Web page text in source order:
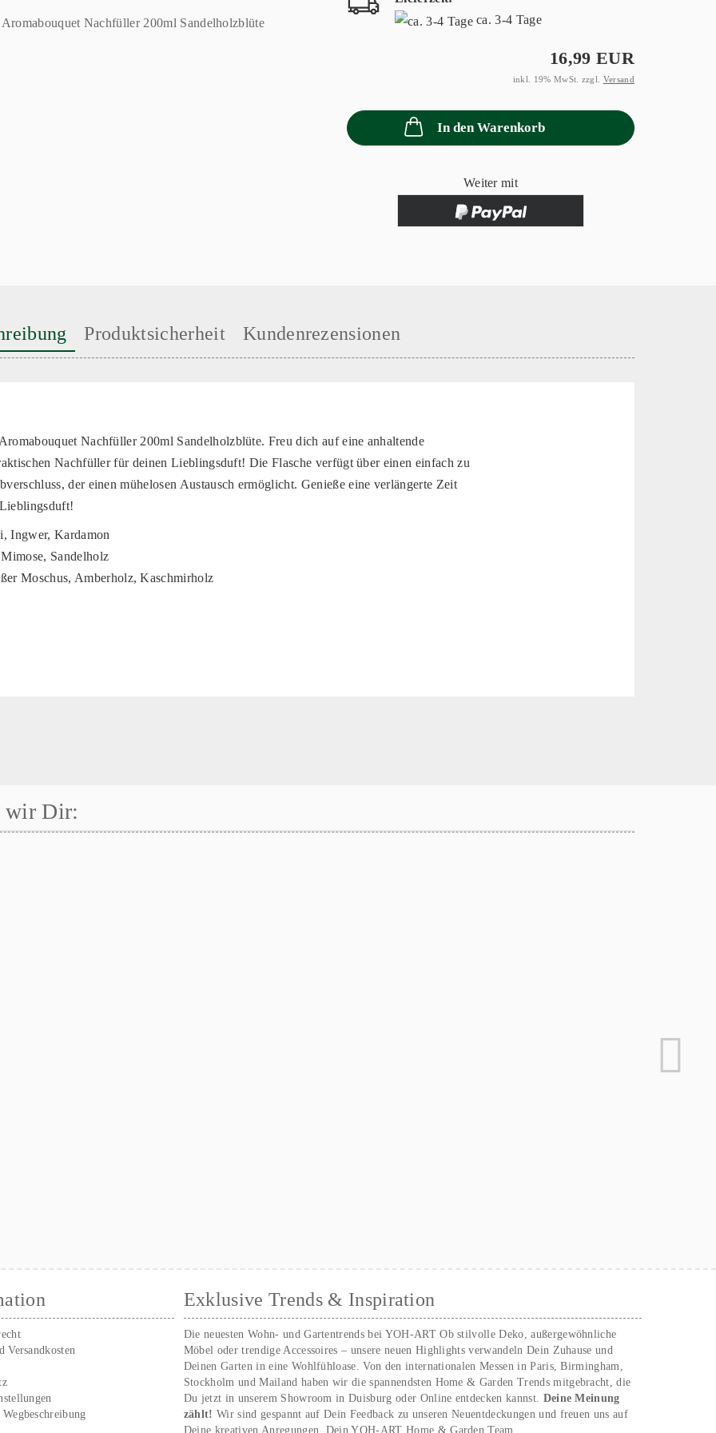
ca. 3-4 Tage
16,99 EUR
inkl. 19% MwSt. zzgl. Versand
In den Warenkorb
Weiter mit
Produktsicherheit Kundenrezensionen
Nachfüller 200ml Sandelholzblüte. Freu dich auf eine anhaltende
Nachfüller für deinen Lieblingsduft! Die Flasche verfügt über einen einfach zu
der einen mühelosen Austausch ermöglicht. Genieße eine verlängerte Zeit
Ingwer, Kardamon
Sandelholz
Moschus, Amberholz, Kaschmirholz
wir Dir:
Versandkosten
Exklusive Trends & Inspiration
Die neuesten Wohn- und Gartentrends bei YOH‑ART Ob stilvolle Deko, außergewöhnliche
Möbel oder trendige Accessoires – unsere neuen Highlights verwandeln Dein Zuhause und
Deinen Garten in eine Wohlfühloase. Von den internationalen Messen in Paris, Birmingham,
Stockholm und Mailand haben wir die spannendsten Home & Garden Trends mitgebracht, die
Du jetzt in unserem Showroom in Duisburg oder Online entdecken kannst. Deine Meinung
zählt!Wir sind gespannt auf Dein Feedback zu unseren Neuentdeckungen und freuen uns auf
Deine kreativen Anregungen. Dein YOH‑ART Home & Garden Team.